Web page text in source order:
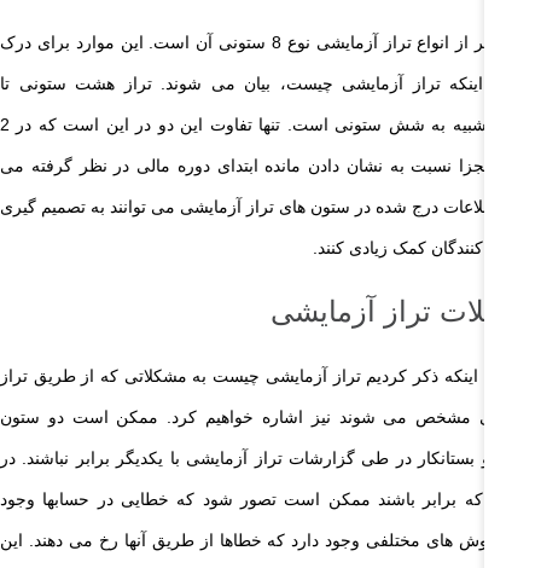
یکی دیگر از انواع تراز آزمایشی نوع 8 ستونی آن است. این موارد برای درک
از اینکه تراز آزمایشی چیست، بیان می شوند. تراز هشت ستونی تا
مجزا نسبت به نشان دادن مانده ابتدای دوره مالی در نظر گرفته می
اطلاعات درج شده در ستون های تراز آزمایشی می توانند به تصمیم گیری
کنندگان کمک زیادی کنند.
تراز آزمایشی
ادامه اینکه ذکر کردیم تراز آزمایشی چیست به مشکلاتی که از طریق تراز
مشخص می شوند نیز اشاره خواهیم کرد. ممکن است دو ستون
و بستانکار در طی گزارشات تراز آزمایشی با یکدیگر برابر نباشند. در
که برابر باشند ممکن است تصور شود که خطایی در حسابها وجود
روش های مختلفی وجود دارد که خطاها از طریق آنها رخ می دهند. این